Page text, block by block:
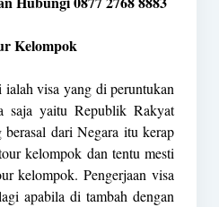
Kelompok
visa yang di peruntukan
saja yaitu Republik Rakyat
dari Negara itu kerap
kelompok dan tentu mesti
kelompok. Pengerjaan visa
apabila di tambah dengan